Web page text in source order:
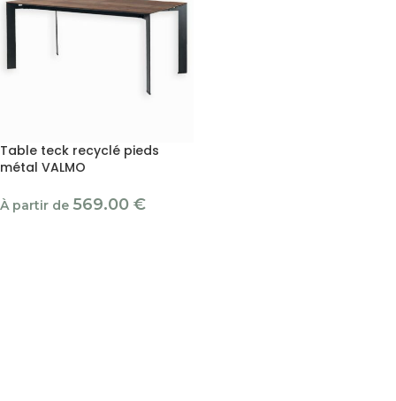
Table teck recyclé pieds
métal VALMO
À partir de 569.00 €